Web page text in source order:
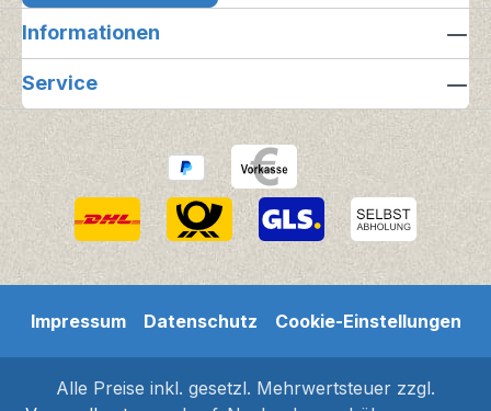
Informationen
Service
Impressum Datenschutz Cookie-Einstellungen
Alle Preise inkl. gesetzl. Mehrwertsteuer zzgl.